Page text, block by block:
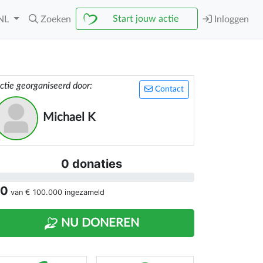
Zoeken Start jouw actie Inloggen
Contact
georganiseerd door:
Michael K
0 donaties
van € 100.000 ingezameld
NU DONEREN